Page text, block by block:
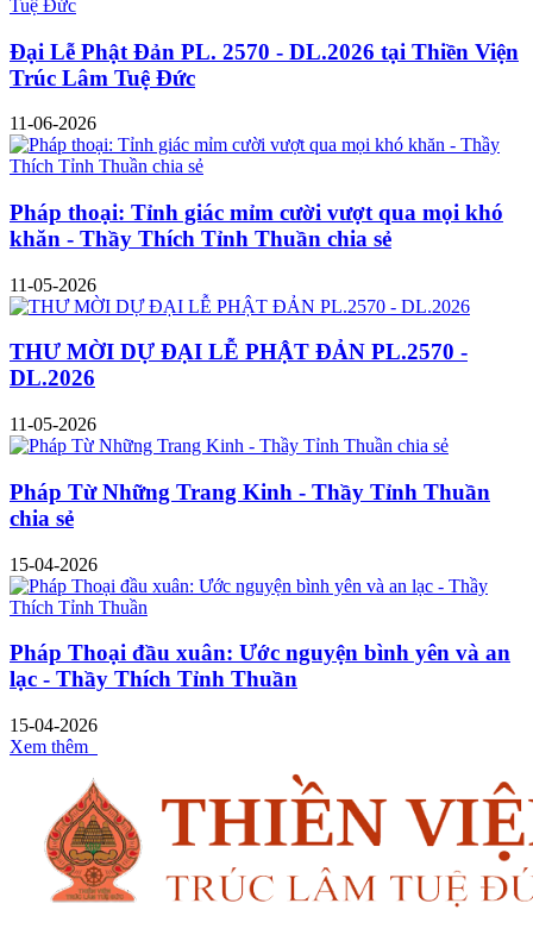
Đại Lễ Phật Đản PL. 2570 - DL.2026 tại Thiền Viện
Trúc Lâm Tuệ Đức
11-06-2026
Pháp thoại: Tỉnh giác mỉm cười vượt qua mọi khó
khăn - Thầy Thích Tỉnh Thuần chia sẻ
11-05-2026
THƯ MỜI DỰ ĐẠI LỄ PHẬT ĐẢN PL.2570 -
DL.2026
11-05-2026
Pháp Từ Những Trang Kinh - Thầy Tỉnh Thuần
chia sẻ
15-04-2026
Pháp Thoại đầu xuân: Ước nguyện bình yên và an
lạc - Thầy Thích Tỉnh Thuần
15-04-2026
Xem thêm